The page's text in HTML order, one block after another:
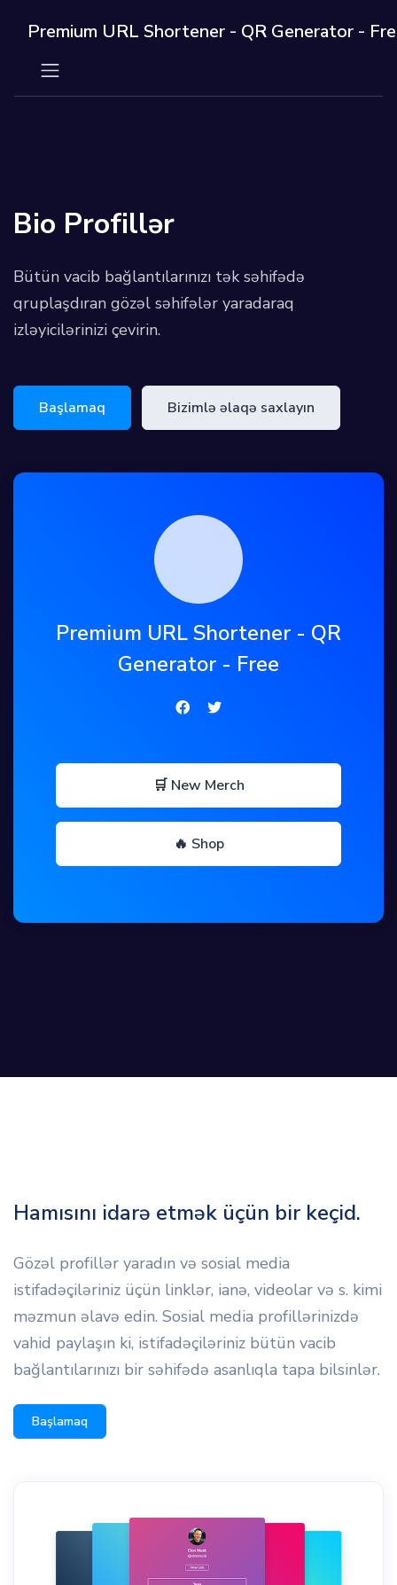
Premium URL Shortener - QR Generator -
Bio Profillər
Bütün vacib bağlantılarınızı tək səhifədə
qruplaşdıran gözəl səhifələr yaradaraq
izləyicilərinizi çevirin.
Başlamaq Bizimlə əlaqə saxlayın
Premium URL Shortener - QR
Generator - Free
🛒 New Merch
🔥 Shop
Hamısını idarə etmək üçün bir keçid.
Gözəl profillər yaradın və sosial media
istifadəçiləriniz üçün linklər, ianə, videolar və s. kimi
məzmun əlavə edin. Sosial media profillərinizdə
vahid paylaşın ki, istifadəçiləriniz bütün vacib
bağlantılarınızı bir səhifədə asanlıqla tapa bilsinlər.
Başlamaq